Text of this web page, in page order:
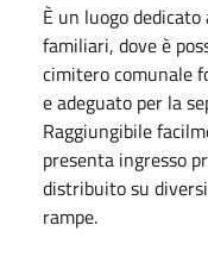
È un luogo
familiari, dove è
cimitero comunale
e adeguato per la
Raggiungibile
presenta ingresso
distribuito su
rampe.